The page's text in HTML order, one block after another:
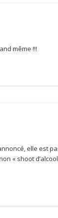
même !!!
elle est
« shoot d’alcool